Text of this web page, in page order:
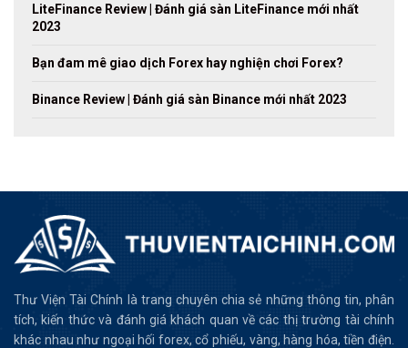
LiteFinance Review | Đánh giá sàn LiteFinance mới nhất
2023
Bạn đam mê giao dịch Forex hay nghiện chơi Forex?
Binance Review | Đánh giá sàn Binance mới nhất 2023
Thư Viện Tài Chính là trang chuyên chia sẻ những thông tin, phân
tích, kiến thức và đánh giá khách quan về các thị trường tài chính
khác nhau như ngoại hối forex, cổ phiếu, vàng, hàng hóa, tiền điện.